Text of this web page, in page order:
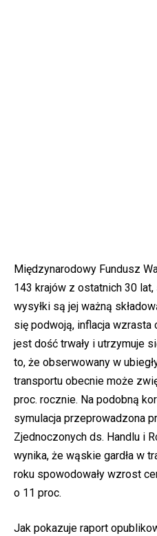
Międzynarodowy Fundusz
143 krajów z ostatnich 30
wysyłki są jej ważną
się podwoją, inflacja wzrasta
jest dość trwały i utrzymuje
to, że obserwowany w
transportu obecnie może
proc. rocznie. Na podobną
symulacja przeprowadzona
Zjednoczonych ds. Handlu i
wynika, że wąskie gardła w
roku spowodowały wzrost
o 11 proc.
Jak pokazuje raport